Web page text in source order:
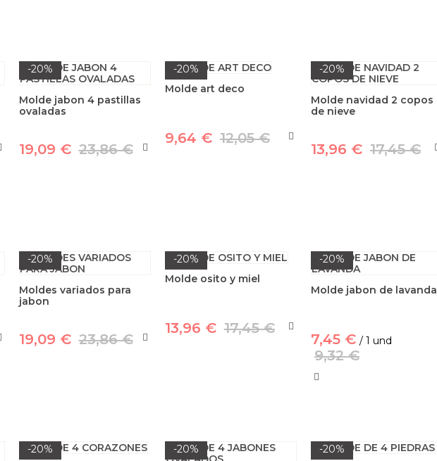
-20%
Molde jabon 4 pastillas
ovaladas
19,09 € 23,86 €
-20%
Molde art deco
9,64 € 12,05 €
-20%
Molde navidad 2 copos
de nieve
13,96 € 17,45 €
-20%
Moldes variados para
jabon
19,09 € 23,86 €
-20%
Molde osito y miel
13,96 € 17,45 €
-20%
Molde jabon de lavanda
7,45 € / 1 und
9,32 €
-20%
-20%
-20%